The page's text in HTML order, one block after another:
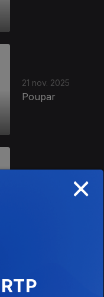
21 nov. 2025
Poupar
19 nov. 2025
×